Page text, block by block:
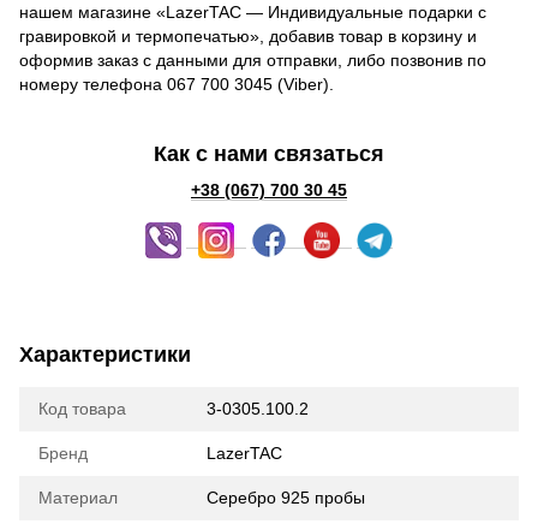
нашем магазине «LazerTAC — Индивидуальные подарки с
гравировкой и термопечатью», добавив товар в корзину и
оформив заказ с данными для отправки, либо позвонив по
номеру телефона 067 700 3045 (Viber).
Как с нами связаться
+38 (067) 700 30 45
Характеристики
Код товара 3-0305.100.2
Бренд LazerTAC
Материал Серебро 925 пробы